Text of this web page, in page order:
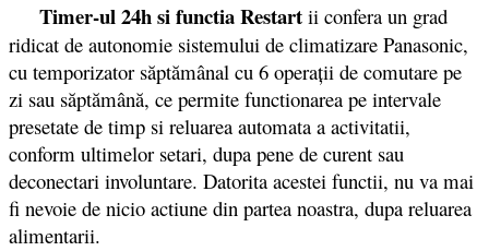
Timer-ul 24h si functia Restart ii confera un grad
ridicat de autonomie sistemului de climatizare Panasonic,
cu temporizator săptămânal cu 6 operații de comutare pe
zi sau săptămână, ce permite functionarea pe intervale
presetate de timp si reluarea automata a activitatii,
conform ultimelor setari, dupa pene de curent sau
deconectari involuntare. Datorita acestei functii, nu va mai
fi nevoie de nicio actiune din partea noastra, dupa reluarea
alimentarii.